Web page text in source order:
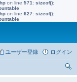
on line 571 : sizeof():
on line 627: sizeof():
ログイン
ユーザー登録